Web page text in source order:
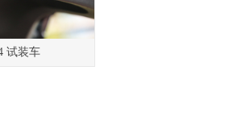
试装车